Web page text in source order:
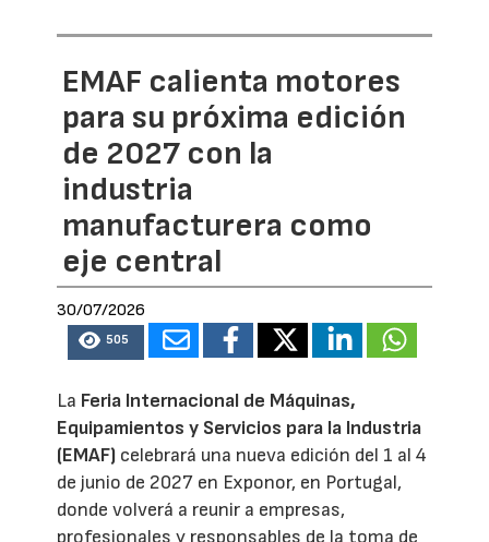
EMAF calienta motores
para su próxima edición
de 2027 con la
industria
manufacturera como
eje central
30/07/2026
505
La Feria Internacional de Máquinas,
Equipamientos y Servicios para la Industria
(EMAF) celebrará una nueva edición del 1 al 4
de junio de 2027 en Exponor, en Portugal,
donde volverá a reunir a empresas,
profesionales y responsables de la toma de